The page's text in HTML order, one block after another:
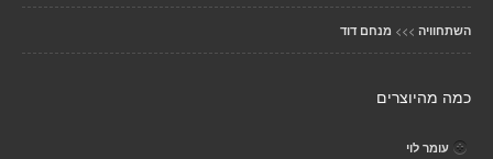
השתחוויה >>> מנחם דוד
כמה מהיוצרים
עומר לוי